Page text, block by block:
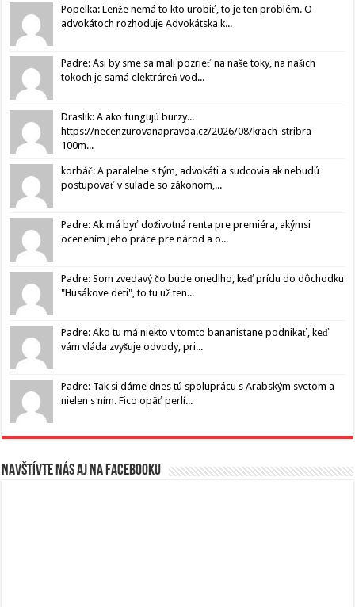
Popelka: Lenže nemá to kto urobiť, to je ten problém. O
advokátoch rozhoduje Advokátska k...
Padre: Asi by sme sa mali pozrieť na naše toky, na našich
tokoch je samá elektráreň vod...
Draslik: A ako fungujú burzy...
https://necenzurovanapravda.cz/2026/08/krach-stribra-
100m...
korbáč: A paralelne s tým, advokáti a sudcovia ak nebudú
postupovať v súlade so zákonom,...
Padre: Ak má byť doživotná renta pre premiéra, akýmsi
ocenením jeho práce pre národ a o...
Padre: Som zvedavý čo bude onedlho, keď prídu do dôchodku
"Husákove deti", to tu už ten...
Padre: Ako tu má niekto v tomto bananistane podnikať, keď
vám vláda zvyšuje odvody, pri...
Padre: Tak si dáme dnes tú spoluprácu s Arabským svetom a
nielen s ním. Fico opäť perlí...
Navštívte nás aj na Facebooku